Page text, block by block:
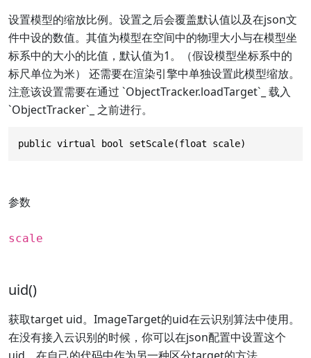
设置模型的缩放比例。设置之后会覆盖默认值以及在json文
件中设的数值。其值为模型在空间中的物理大小与在模型坐
标系中的大小的比值，默认值为1。（假设模型坐标系中的
标尺单位为米） 还需要在渲染引擎中单独设置此模型缩放。
注意该设置需要在通过 `ObjectTracker.loadTarget`_ 载入
`ObjectTracker`_ 之前进行。
public virtual bool setScale(float scale)
参数
scale
uid()
获取target uid。ImageTarget的uid在云识别算法中使用。
在没有接入云识别的时候，你可以在json配置中设置这个
uid，在自己的代码中作为另一种区分target的方法。